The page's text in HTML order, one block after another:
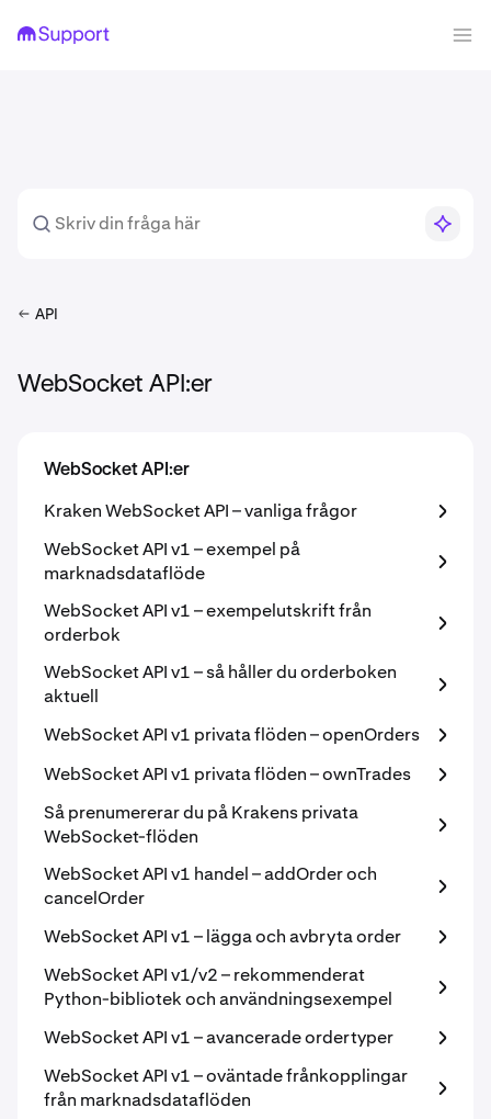
API
WebSocket API:er
WebSocket API:er
Kraken WebSocket API – vanliga frågor
WebSocket API v1 – exempel på
marknadsdataflöde
WebSocket API v1 – exempelutskrift från
orderbok
WebSocket API v1 – så håller du orderboken
aktuell
WebSocket API v1 privata flöden – openOrders
WebSocket API v1 privata flöden – ownTrades
Så prenumererar du på Krakens privata
WebSocket-flöden
WebSocket API v1 handel – addOrder och
cancelOrder
WebSocket API v1 – lägga och avbryta order
WebSocket API v1/v2 – rekommenderat
Python-bibliotek och användningsexempel
WebSocket API v1 – avancerade ordertyper
WebSocket API v1 – oväntade frånkopplingar
från marknadsdataflöden